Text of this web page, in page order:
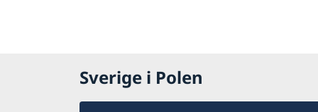
Sverige i Polen